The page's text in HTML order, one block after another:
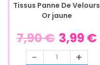
Tissus Panne De Velours
Or jaune
7,90€ 3,99 €
- +